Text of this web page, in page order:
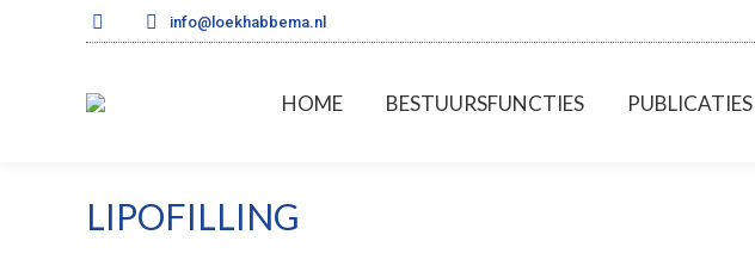
info@loekhabbema.nl
HOME BESTUURSFUNCTIES PUBLICATIES
LIPOFILLING
HOME BESTUURSFUNCTIES